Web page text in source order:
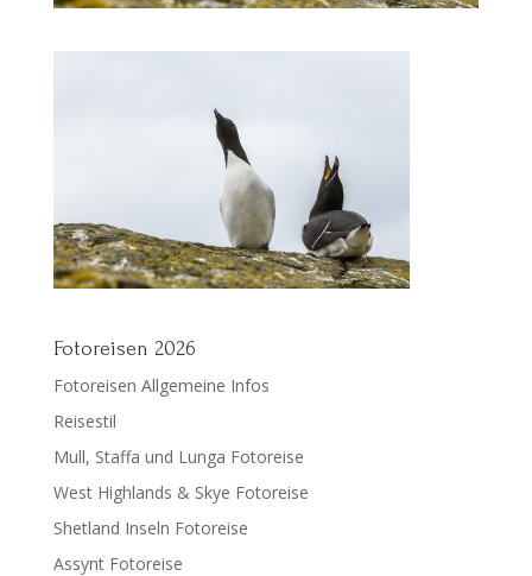
Fotoreisen 2026
Fotoreisen Allgemeine Infos
Reisestil
Mull, Staffa und Lunga Fotoreise
West Highlands & Skye Fotoreise
Shetland Inseln Fotoreise
Assynt Fotoreise